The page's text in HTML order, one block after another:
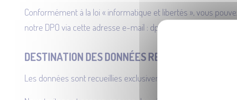
Conformément à la loi « informatique et libertés », vous
notre DPO via cette adresse e-mail :
DESTINATION DES DONNÉES RECUEILLIES PAR
Les données sont recueillies exclusivement pour exploitation